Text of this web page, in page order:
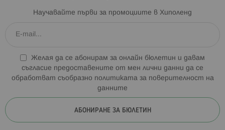
Научавайте първи за промоциите в Хиполенд
Желая да се абонирам за онлайн бюлетин и давам
съгласие предоставените от мен лични данни да се
обработват съобразно политиката за поверителност на
данните
АБОНИРАНЕ ЗА БЮЛЕТИН